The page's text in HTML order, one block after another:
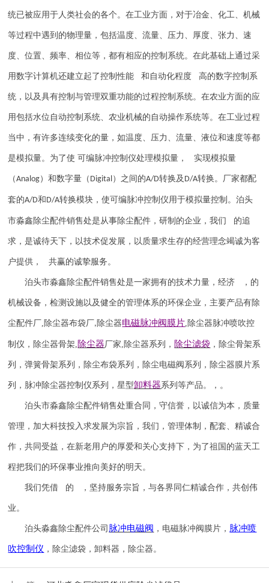
统已被应用于人类社会的各个。在工业方面，对于冶金、化工、机械
等过程中遇到的物理量，包括温度、流量、压力、厚度、张力、速
度、位置、频率、相位等，都有相应的控制系统。在此基础上通过采
用数字计算机还建立起了控制性能 和自动化程度 高的数字控制系
统，以及具有控制与管理双重功能的过程控制系统。在农业方面的应
用包括水位自动控制系统、农业机械的自动操作系统等。在工业过程
当中，有许多连续变化的量，如温度、压力、流量、液位和速度等都
是模拟量。为了使 可编脉冲控制仪处理模拟量， 实现模拟量
（Analog）和数字量（ Digital）之间的A/D转换及 D/A转换。厂家都配
套的A/D和 D/A转换模块，使可编脉冲控制仪用于模拟量控制。泊头
市淼鑫除尘配件销售处是从事除尘配件，研制的企业，我们 的追
求，是诚待天下，以技术促发展，以质量求生存的经营理念竭诚为客
户提供， 共赢的诚挚服务。
泊头市淼鑫除尘配件销售处是一家拥有的技术力量，经济 ，的
机械设备，检测设施以及健全的管理体系的环保企业，主要产品有除
尘配件厂, 除尘器布袋厂, 除尘器电磁脉冲阀膜片, 除尘器脉冲喷吹控
制仪 ， 除尘器骨架,除尘器厂家, 除尘器系列， 除尘滤袋 ，除尘骨架系
列，弹簧骨架系列，除尘布袋系列，除尘电磁阀系列，除尘器膜片系
列，脉冲除尘器控制仪系列，星型卸料器系列等产品。，。
泊头市淼鑫除尘配件销售处重合同，守信誉，以诚信为本，质量
管理，加大科技投入求发展为宗旨，我们，管理体制，配套、精诚合
作，共同受益，在新老用户的厚爱和关心支持下，为了祖国的蓝天工
程把我们的环保事业推向美好的明天。
我们凭借 的 ，坚持服务宗旨，与各界同仁精诚合作，共创伟
业。
泊头淼鑫除尘配件公司 脉冲电磁阀 ，电磁脉冲阀膜片， 脉冲喷
吹控制仪 ，除尘滤袋，卸料器，除尘器。